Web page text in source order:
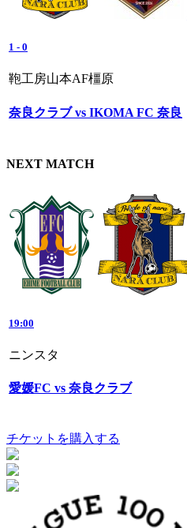
1 - 0
鞄工房山本AF橿原
奈良クラブ vs IKOMA FC 奈良
NEXT MATCH
19:00
ニンスタ
愛媛FC vs 奈良クラブ
チケットを購入する